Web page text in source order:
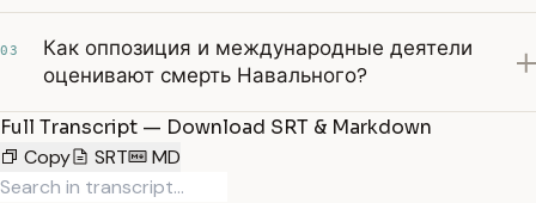
03
Как оппозиция и международные деятели
оценивают смерть Навального?
Full Transcript — Download SRT & Markdown
Copy
SRT MD